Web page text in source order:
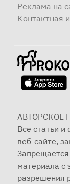
Реклама на
Контактная
АВТОРСКОЕ
Все статьи
веб-сайте,
материала с
разрешения